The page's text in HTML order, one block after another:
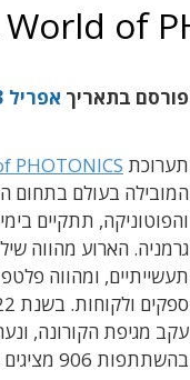
פורסם בתאריך אפריל 13, 2023
תערוכת PHOTONICS
המובילה בעולם בתחום
גרמניה. הארוע מהווה
תעשייתיים, ומהווה
בהשתתפות 906 מציגים וכ-15,000 מבקרים מקצועיים.